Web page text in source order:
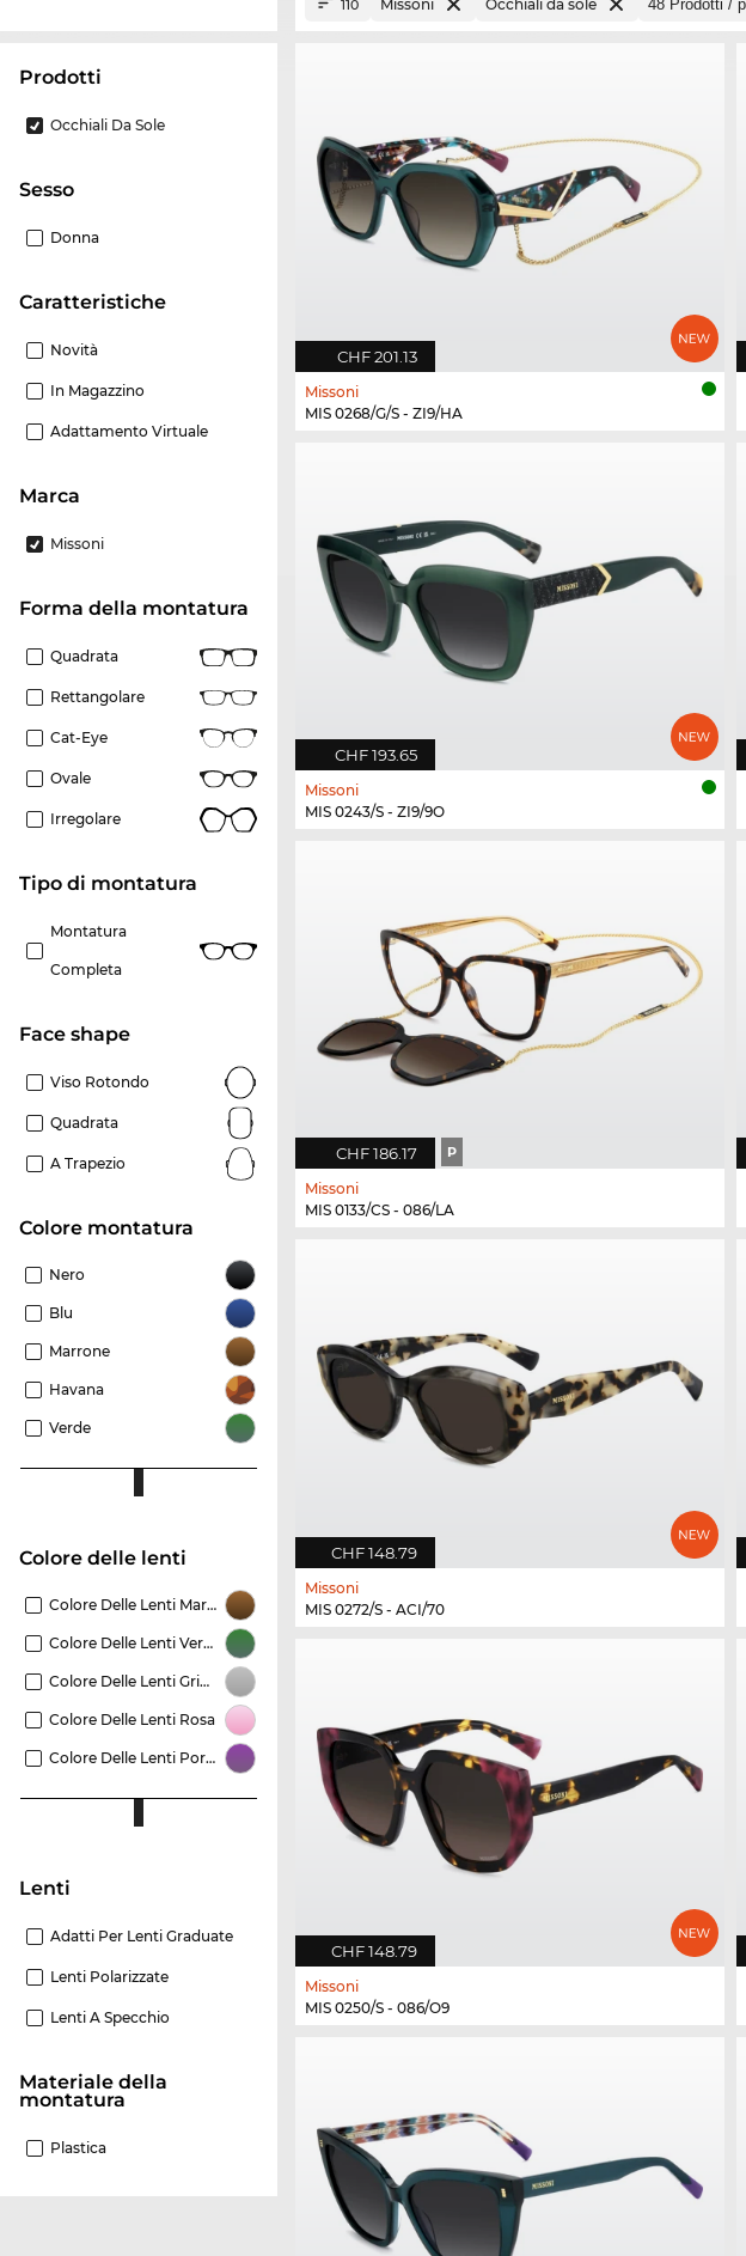
Prodotti
Occhiali Da Sole
Sesso
Donna
Caratteristiche
Novità
In Magazzino
Adattamento Virtuale
Marca
Missoni
forma della montatura
Quadrata
Rettangolare
Cat-Eye
Ovale
Irregolare
Tipo di montatura
Montatura
Completa
Face shape
Viso Rotondo
Quadrata
A Trapezio
Colore montatura
Nero
Blu
Marrone
Havana
Verde
Colore delle lenti
Colore Delle Lenti Marrone
Colore Delle Lenti Verde
Colore Delle Lenti Grigio
Colore Delle Lenti Rosa
Colore Delle Lenti Porpora
Lenti
Adatti Per Lenti Graduate
Lenti Polarizzate
Lenti A Specchio
Materiale della
montatura
Plastica
110 Missoni Occhiali da sole
CHF 201.13
Missoni
MIS 0268/G/S - ZI9/HA
CHF 193.65
Missoni
MIS 0243/S - ZI9/9O
CHF 186.17 P
Missoni
MIS 0133/CS - 086/LA
CHF 148.79
Missoni
MIS 0272/S - ACI/70
CHF 148.79
Missoni
MIS 0250/S - 086/O9